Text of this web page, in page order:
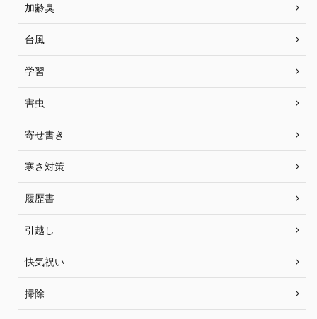
加齢臭
台風
学習
害虫
寄せ書き
寒さ対策
履歴書
引越し
快気祝い
掃除